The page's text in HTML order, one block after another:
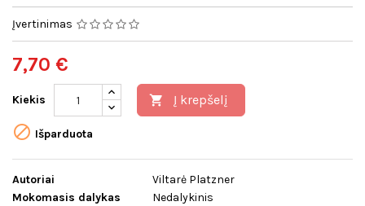
Įvertinimas
7,70 €
Kiekis  Į krepšelį
 Išparduota
Autoriai
Viltarė Platzner
Mokomasis dalykas
Nedalykinis